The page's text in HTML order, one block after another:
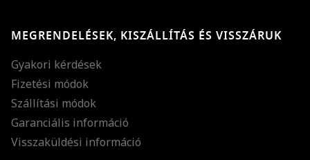
MEGRENDELÉSEK, KISZÁLLÍTÁS ÉS VISSZÁRUK
Gyakori kérdések
Fizetési módok
Szállítási módok
Garanciális információ
Visszaküldési információ